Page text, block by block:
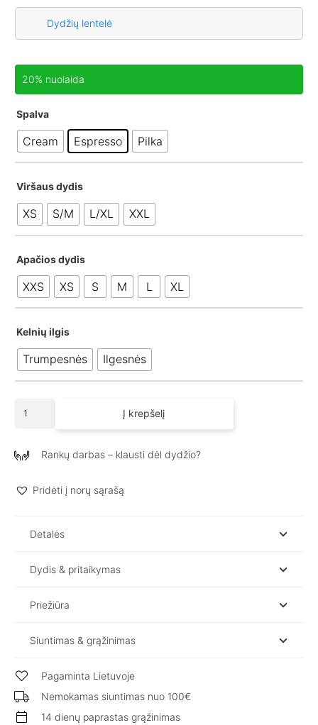
Dydžių lentelė
20% nuolaida
Spalva
Cream Espresso Pilka
Viršaus dydis
XS S/M L/XL XXL
Apačios dydis
XXS XS S M L XL
Kelnių ilgis
Trumpesnės Ilgesnės
kostiumas
NEAL
Į krepšelį
Rankų darbas – klausti dėl dydžio?
Pridėti į norų sąrašą
Detalės
Dydis & pritaikymas
Priežiūra
Siuntimas & grąžinimas
Pagaminta Lietuvoje
Nemokamas siuntimas nuo 100€
14 dienų paprastas grąžinimas